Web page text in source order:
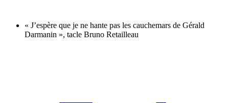
« J’espère que je ne hante pas les cauchemars de Gérald
Darmanin », tacle Bruno Retailleau